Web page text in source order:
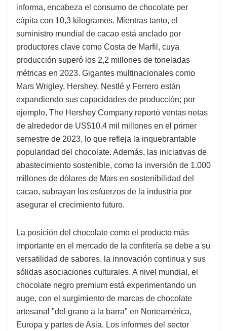
informa, encabeza el consumo de chocolate per
cápita con 10,3 kilogramos. Mientras tanto, el
suministro mundial de cacao está anclado por
productores clave como Costa de Marfil, cuya
producción superó los 2,2 millones de toneladas
métricas en 2023. Gigantes multinacionales como
Mars Wrigley, Hershey, Nestlé y Ferrero están
expandiendo sus capacidades de producción; por
ejemplo, The Hershey Company reportó ventas netas
de alrededor de US$10.4 mil millones en el primer
semestre de 2023, lo que refleja la inquebrantable
popularidad del chocolate. Además, las iniciativas de
abastecimiento sostenible, como la inversión de 1.000
millones de dólares de Mars en sostenibilidad del
cacao, subrayan los esfuerzos de la industria por
asegurar el crecimiento futuro.
La posición del chocolate como el producto más
importante en el mercado de la confitería se debe a su
versatilidad de sabores, la innovación continua y sus
sólidas asociaciones culturales. A nivel mundial, el
chocolate negro premium está experimentando un
auge, con el surgimiento de marcas de chocolate
artesanal "del grano a la barra" en Norteamérica,
Europa y partes de Asia. Los informes del sector